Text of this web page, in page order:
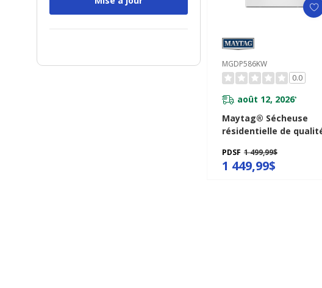
MGDP586KW
0.0
août 12, 2026*
Maytag® Sécheuse
résidentielle de
MGDP586KW
PDSF 1 499,99$
1 449,99$